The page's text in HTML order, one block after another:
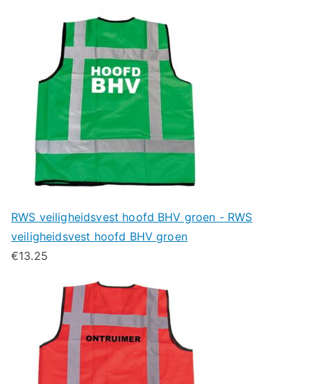
RWS veiligheidsvest hoofd BHV groen - RWS
veiligheidsvest hoofd BHV groen
€13.25